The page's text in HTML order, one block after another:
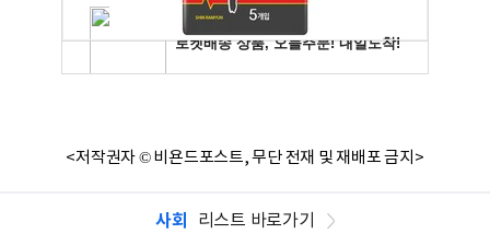
<저작권자 © 비욘드포스트, 무단 전재 및 재배포 금지>
사회 리스트 바로가기